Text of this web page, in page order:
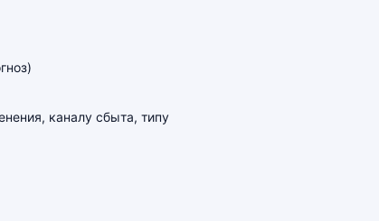
каналу сбыта, типу